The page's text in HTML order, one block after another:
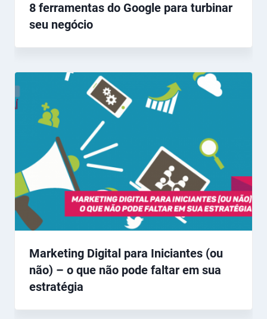
8 ferramentas do Google para turbinar
seu negócio
Marketing Digital para Iniciantes (ou
não) – o que não pode faltar em sua
estratégia